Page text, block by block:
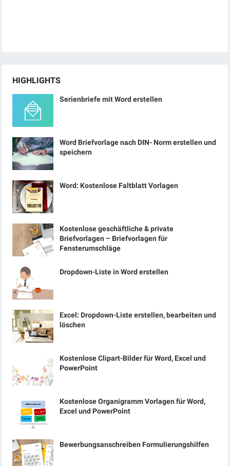
HIGHLIGHTS
Serienbriefe mit Word erstellen
Word Briefvorlage nach DIN- Norm erstellen und
speichern
Word: Kostenlose Faltblatt Vorlagen
Kostenlose geschäftliche & private
Briefvorlagen – Briefvorlagen für
Fensterumschläge
Dropdown-Liste in Word erstellen
Excel: Dropdown-Liste erstellen, bearbeiten und
löschen
Kostenlose Clipart-Bilder für Word, Excel und
PowerPoint
Kostenlose Organigramm Vorlagen für Word,
Excel und PowerPoint
Bewerbungsanschreiben Formulierungshilfen